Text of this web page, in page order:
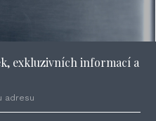
exkluzivních informací a